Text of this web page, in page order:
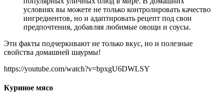
условиях вы можете не только контролировать качество
ингредиентов, но и адаптировать рецепт под свои
предпочтения, добавляя любимые овощи и соусы.
Эти факты подчеркивают не только вкус, но и полезные
свойства домашней шаурмы!
https://youtube.com/watch?v=bpxgU6DWLSY
Куриное мясо